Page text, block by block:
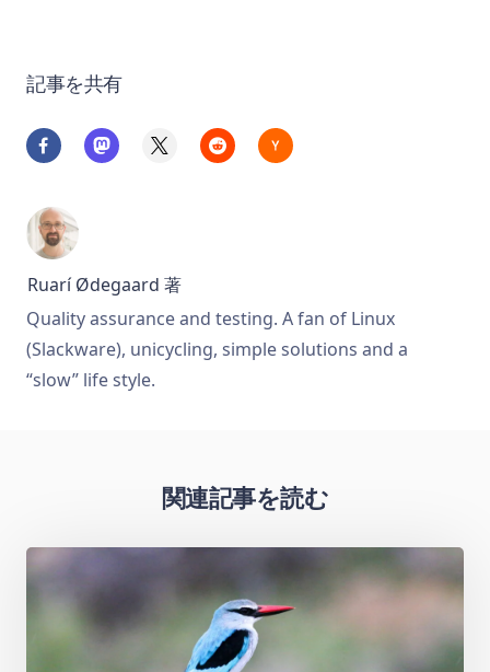
記事を共有
Ruarí Ødegaard 著
Quality assurance and testing. A fan of Linux
(Slackware), unicycling, simple solutions and a
“slow” life style.
関連記事を読む